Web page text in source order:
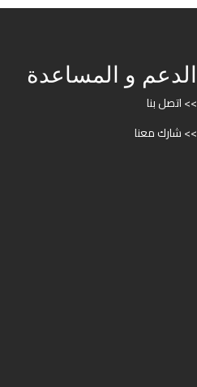
الدعم و المساعدة
>> اتصل بنا
>> شارك معنا